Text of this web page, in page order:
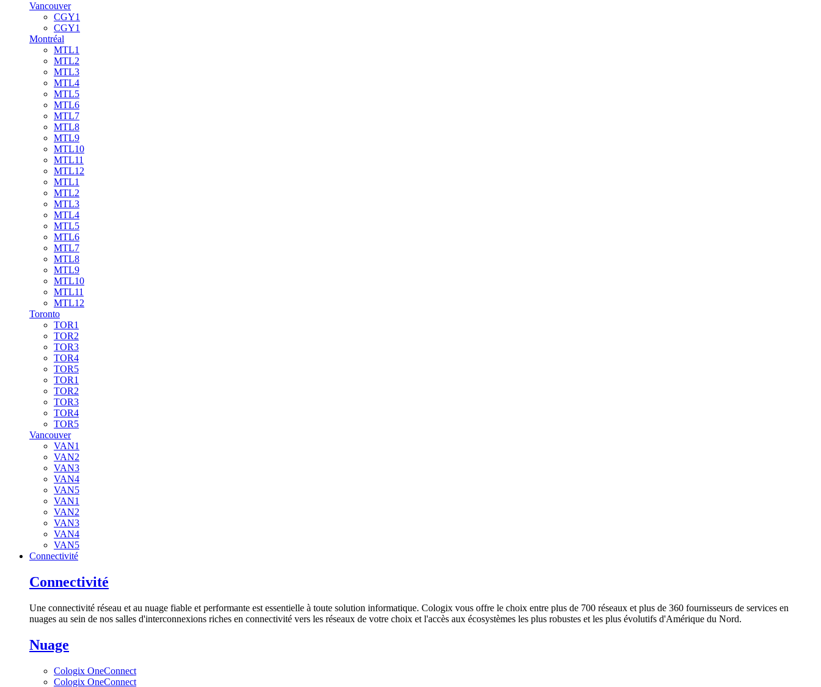
Vancouver
CGY1
CGY1
Montréal
MTL1
MTL2
MTL3
MTL4
MTL5
MTL6
MTL7
MTL8
MTL9
MTL10
MTL11
MTL12
MTL1
MTL2
MTL3
MTL4
MTL5
MTL6
MTL7
MTL8
MTL9
MTL10
MTL11
MTL12
Toronto
TOR1
TOR2
TOR3
TOR4
TOR5
TOR1
TOR2
TOR3
TOR4
TOR5
Vancouver
VAN1
VAN2
VAN3
VAN4
VAN5
VAN1
VAN2
VAN3
VAN4
VAN5
Connectivité
Connectivité
Une connectivité réseau et au nuage fiable et performante est essentielle à toute solution informatique. Cologix vous offre le choix entre plus de 700 réseaux et plus de 360 fournisseurs de services en
nuages au sein de nos salles d'interconnexions riches en connectivité vers les réseaux de votre choix et l'accès aux écosystèmes les plus robustes et les plus évolutifs d'Amérique du Nord.
Nuage
Cologix OneConnect
Cologix OneConnect